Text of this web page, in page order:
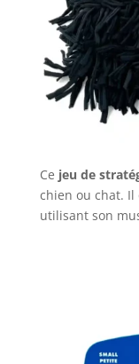
Ce jeu de
chien ou chat. Il
utilisant son